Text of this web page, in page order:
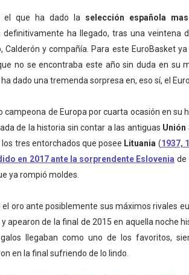
Francia masculino 2026 - Tadej
Fórmula 1 2026 - Lando Norris
Mundo femenina 2026 - Estados Unidos
E 2026 - Victorias de Ticktum y
Football Alliance 2026 - Minnesota
de Europa de pentatlón moderno
el que ha dado la selección española
definitivamente ha llegado, tras una veintena
Calderón y compañía. Para este EuroBasket
no se encontraba este año sin duda en su
dado una tremenda sorpresa en, eso sí, el
campeona de Europa por cuarta ocasión en su
de la historia sin contar a las antiguas
tres entorchados que posee Lituania (1937,
en 2017 ante la sorprendente Eslovenia de
ya rompió moldes.
oro ante posiblemente sus máximos rivales
apearon de la final de 2015 en aquella noche
llegaban como uno de los favoritos,
en la final sufriendo de lo lindo.